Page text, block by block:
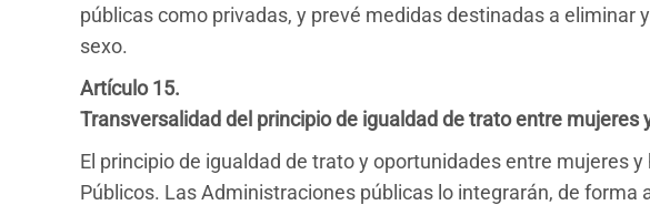
públicas como privadas, y prevé medidas destinadas a
sexo.
Artículo 15.
Transversalidad del principio de igualdad de trato entre mujeres
El principio de igualdad de trato y oportunidades entre mujeres
Públicos. Las Administraciones públicas lo integrarán, de